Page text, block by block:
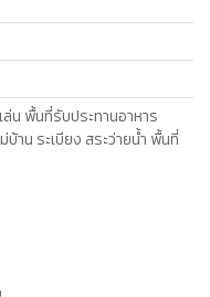
น พื้นที่รับประทานอาหาร
าน ระเบียง สระว่ายน้ำ พื้นที่